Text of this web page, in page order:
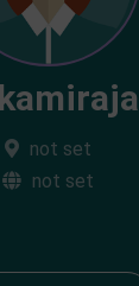
not set
not set